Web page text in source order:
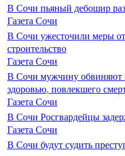
В Сочи пьяный дебошир
Газета Сочи
В Сочи ужесточили меры
строительство
Газета Сочи
В Сочи мужчину обвиняют
здоровью, повлекшего
Газета Сочи
В Сочи Росгвардейцы
Газета Сочи
В Сочи будут судить